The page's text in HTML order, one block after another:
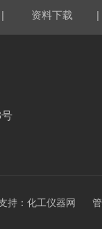
| 资料下载 |
持： 化工仪器网